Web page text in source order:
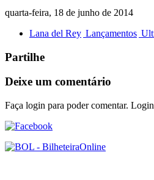
quarta-feira, 18 de junho de 2014
Lana del Rey Lançamentos
Partilhe
Deixe um comentário
Faça login para poder comentar.